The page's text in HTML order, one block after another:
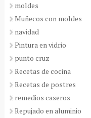
moldes
Muñecos con moldes
navidad
Pintura en vidrio
punto cruz
Recetas de cocina
Recetas de postres
remedios caseros
Repujado en aluminio